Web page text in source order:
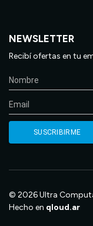
NEWSLETTER
Recibí ofertas en tu
© 2026 Ultra
Hecho en qloud.ar